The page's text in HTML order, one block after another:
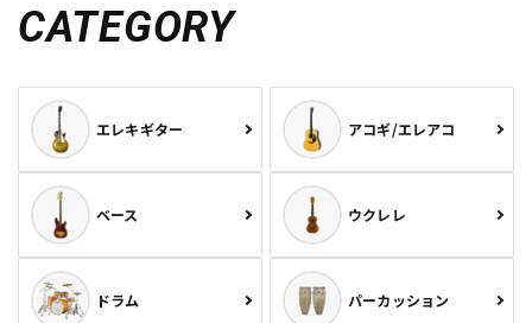
CATEGORY
エレキギター アコギ/エレアコ
ベース ウクレレ
ドラム パーカッション